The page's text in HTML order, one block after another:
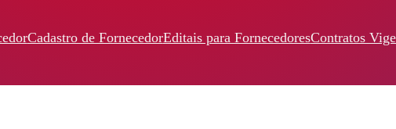
Cadastro de FornecedorEditais para FornecedoresContratos